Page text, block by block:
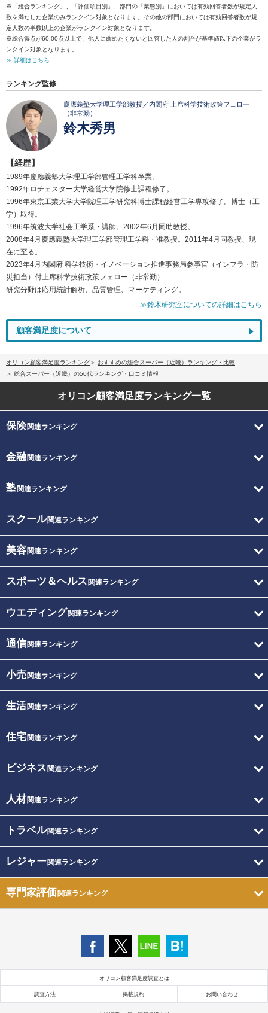
※「総合ランキング」、「評価項目別」、部門の「業態別」においては有効回答者数が規定人
数を満たした企業のみランクイン対象となります。その他の部門においては有効回答者数が規
定人数の半数以上の企業がランクイン対象となります。
※総合得点が60.00点以上で、他人に薦めたくないと回答した人の割合が基準値以下の企業がラ
ンクイン対象となります。
≫ 詳細はこちら
ランキング監修
慶應義塾大学理工学部教授／内閣府 上席科学技術政策フェロー
（非常勤）
鈴木秀男
【経歴】
1989年慶應義塾大学理工学部管理工学科卒業。
1992年ロチェスター大学経営大学院修士課程修了。
1996年東京工業大学大学院理工学研究科博士課程経営工学専攻修了。博士（工
学）取得。
1996年筑波大学社会工学系・講師。2002年6月同助教授。
2008年4月慶應義塾大学理工学部管理工学科・准教授。2011年4月同教授、現
在に至る。
2023年4月内閣府 科学技術・イノベーション推進事務局参事官（インフラ・防
災担当）付上席科学技術政策フェロー（非常勤）
研究分野は応用統計解析、品質管理、マーケティング。
≫鈴木研究室についての詳細はこちら
顧客満足度について
オリコン顧客満足度ランキング
おすすめの総合スーパー（近畿）ランキング・比較
総合スーパー（近畿）の50代ランキング・口コミ情報
オリコン顧客満足度ランキング一覧
保険関連ランキング
金融関連ランキング
塾関連ランキング
スクール関連ランキング
美容関連ランキング
スポーツ＆ヘルス 関連ランキング
ウエディング関連ランキング
通信関連ランキング
小売関連ランキング
生活関連ランキング
住宅関連ランキング
ビジネス 関連ランキング
人材関連ランキング
トラベル関連ランキング
レジャー関連ランキング
専門家評価関連ランキング
オリコン顧客満足度調査とは
調査方法 掲載規約 お問い合わせ